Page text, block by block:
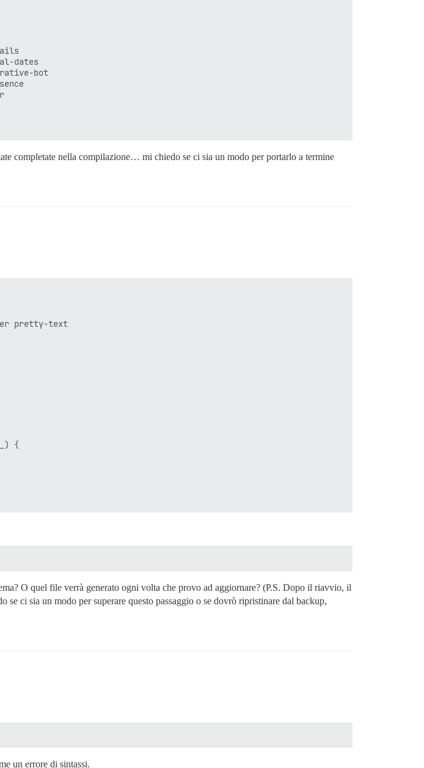
dates
bot
completate nella compilazione… mi chiedo se ci sia un modo per portarlo a termine
pretty-text
{
O quel file verrà generato ogni volta che provo ad aggiornare? (P.S. Dopo il riavvio, il
ci sia un modo per superare questo passaggio o se dovrò ripristinare dal backup,
un errore di sintassi.